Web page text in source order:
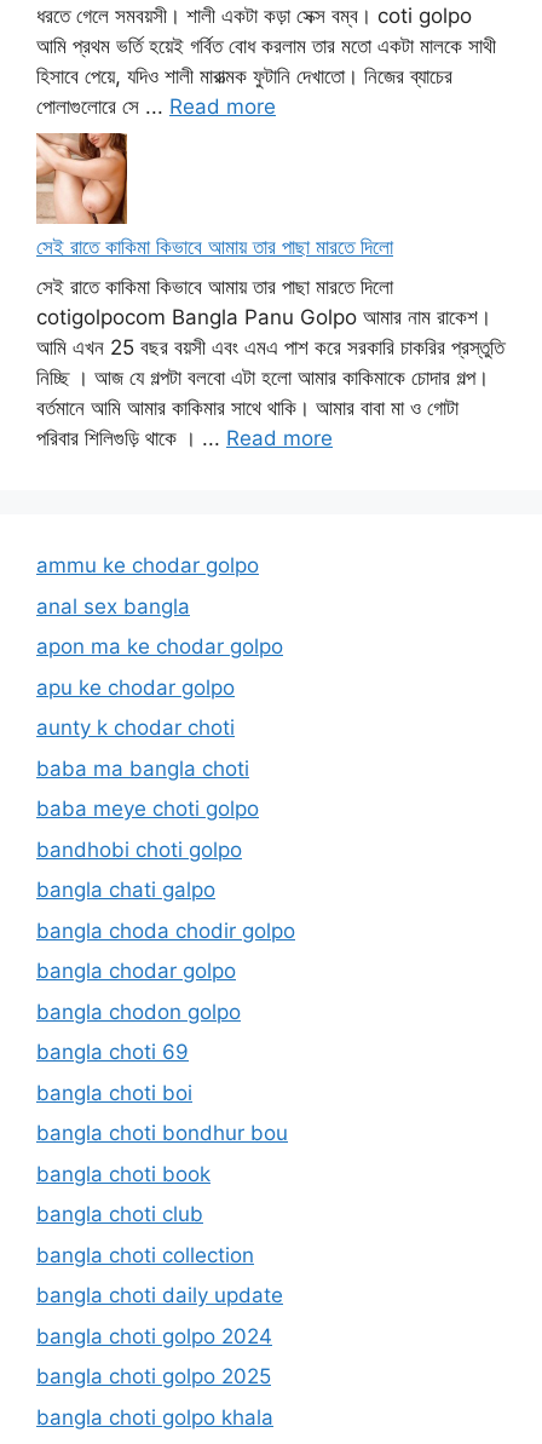
ধরতে গেলে সমবয়সী। শালী একটা কড়া সেক্স বম্ব। coti golpo
আমি প্রথম ভর্তি হয়েই গর্বিত বোধ করলাম তার মতো একটা মালকে সাথী
হিসাবে পেয়ে, যদিও শালী মারাত্মক ফুটানি দেখাতো। নিজের ব্যাচের
পোলাগুলোরে সে ... Read more
সেই রাতে কাকিমা কিভাবে আমায় তার পাছা মারতে দিলো
সেই রাতে কাকিমা কিভাবে আমায় তার পাছা মারতে দিলো
cotigolpocom Bangla Panu Golpo আমার নাম রাকেশ।
আমি এখন 25 বছর বয়সী এবং এমএ পাশ করে সরকারি চাকরির প্রস্তুতি
নিচ্ছি । আজ যে গল্পটা বলবো এটা হলো আমার কাকিমাকে চোদার গল্প।
বর্তমানে আমি আমার কাকিমার সাথে থাকি। আমার বাবা মা ও গোটা
পরিবার শিলিগুড়ি থাকে । ... Read more
ammu ke chodar golpo
anal sex bangla
apon ma ke chodar golpo
apu ke chodar golpo
aunty k chodar choti
baba ma bangla choti
baba meye choti golpo
bandhobi choti golpo
bangla chati galpo
bangla choda chodir golpo
bangla chodar golpo
bangla chodon golpo
bangla choti 69
bangla choti boi
bangla choti bondhur bou
bangla choti book
bangla choti club
bangla choti collection
bangla choti daily update
bangla choti golpo 2024
bangla choti golpo 2025
bangla choti golpo khala